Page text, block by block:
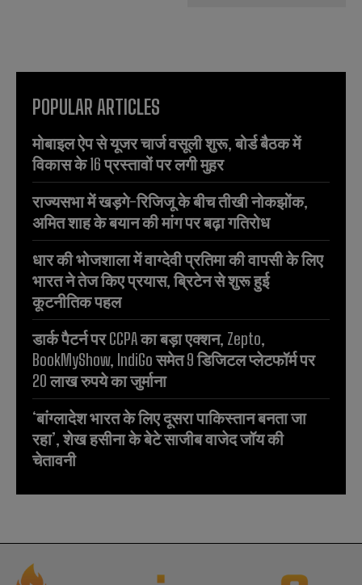
POPULAR ARTICLES
मोबाइल ऐप से यूजर चार्ज वसूली शुरू, बोर्ड बैठक में
विकास के 16 प्रस्तावों पर लगी मुहर
राज्यसभा में खड़गे-रिजिजू के बीच तीखी नोकझोंक,
अमित शाह के बयान की मांग पर बढ़ा गतिरोध
धार की भोजशाला में वाग्देवी प्रतिमा की वापसी के लिए
भारत ने तेज किए प्रयास, ब्रिटेन से शुरू हुई
कूटनीतिक पहल
डार्क पैटर्न पर CCPA का बड़ा एक्शन, Zepto,
BookMyShow, IndiGo समेत 9 डिजिटल प्लेटफॉर्म पर
20 लाख रुपये का जुर्माना
‘बांग्लादेश भारत के लिए दूसरा पाकिस्तान बनता जा
रहा’, शेख हसीना के बेटे साजीब वाजेद जॉय की
चेतावनी